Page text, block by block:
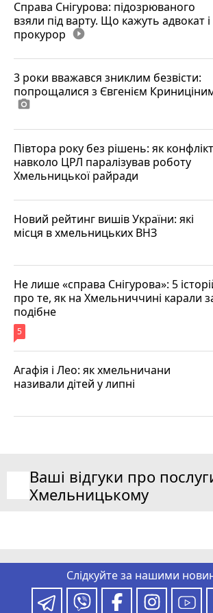
Справа Снігурова: підозрюваного
взяли під варту. Що кажуть адвокат і
прокурор play_circle_filled
3 роки вважався зниклим безвісти:
попрощалися з Євгенієм
photo_camera
Півтора року без рішень: як конфлікт
навколо ЦРЛ паралізував роботу
Хмельницької райради
Новий рейтинг вишів України: які
місця в хмельницьких ВНЗ
Не лише «справа Снігурова»: 5
про те, як на Хмельниччині карали
подібне
5
Агафія і Лео: як хмельничани
називали дітей у липні
Ваші відгуки про
Хмельницькому
Слідкуйте за нашими